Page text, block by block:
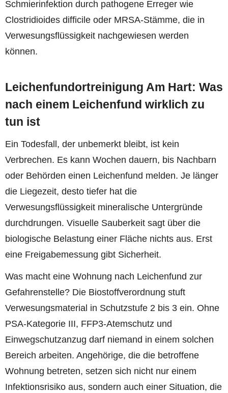
Schmierinfektion durch pathogene Erreger wie
Clostridioides difficile oder MRSA-Stämme, die in
Verwesungsflüssigkeit nachgewiesen werden
können.
Leichenfundortreinigung Am Hart: Was
nach einem Leichenfund wirklich zu
tun ist
Ein Todesfall, der unbemerkt bleibt, ist kein
Verbrechen. Es kann Wochen dauern, bis Nachbarn
oder Behörden einen Leichenfund melden. Je länger
die Liegezeit, desto tiefer hat die
Verwesungsflüssigkeit mineralische Untergründe
durchdrungen. Visuelle Sauberkeit sagt über die
biologische Belastung einer Fläche nichts aus. Erst
eine Freigabemessung gibt Sicherheit.
Was macht eine Wohnung nach Leichenfund zur
Gefahrenstelle? Die Biostoffverordnung stuft
Verwesungsmaterial in Schutzstufe 2 bis 3 ein. Ohne
PSA-Kategorie III, FFP3-Atemschutz und
Einwegschutzanzug darf niemand in einem solchen
Bereich arbeiten. Angehörige, die die betroffene
Wohnung betreten, setzen sich nicht nur einem
Infektionsrisiko aus, sondern auch einer Situation, die